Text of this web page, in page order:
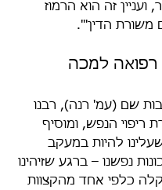
זה הוא הרמוז
משורת הדין'".
רפואה למכה
שם (עמ' רנה), רבנו
ריפוי הנפש, ומוסיף
להיות במעקב
נפשנו – ברגע שזיהינו
קלה כלפי אחד מהקצוות